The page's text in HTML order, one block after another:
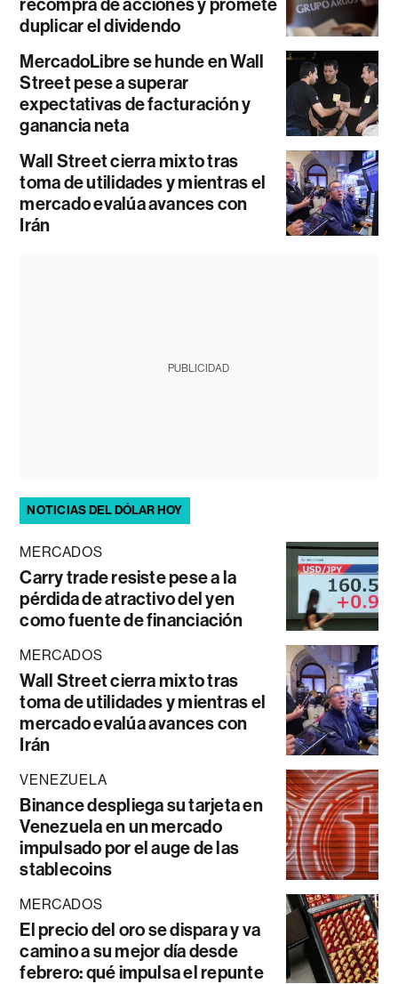
duplicar el dividendo
MercadoLibre se hunde en Wall
Street pese a superar
expectativas de facturación y
ganancia neta
Wall Street cierra mixto tras
toma de utilidades y mientras el
mercado evalúa avances con
Irán
PUBLICIDAD
NOTICIAS DEL DÓLAR HOY
MERCADOS
Carry trade resiste pese a la
pérdida de atractivo del yen
como fuente de financiación
MERCADOS
Wall Street cierra mixto tras
toma de utilidades y mientras el
mercado evalúa avances con
Irán
VENEZUELA
Binance despliega su tarjeta en
Venezuela en un mercado
impulsado por el auge de las
stablecoins
MERCADOS
El precio del oro se dispara y va
camino a su mejor día desde
febrero: qué impulsa el repunte